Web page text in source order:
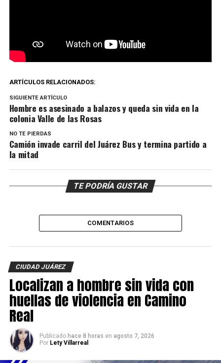
ARTÍCULOS RELACIONADOS:
SIGUIENTE ARTÍCULO
Hombre es asesinado a balazos y queda sin vida en la
colonia Valle de las Rosas
NO TE PIERDAS
Camión invade carril del Juárez Bus y termina partido a
la mitad
TE PODRÍA GUSTAR
COMENTARIOS
CIUDAD JUÁREZ
Localizan a hombre sin vida con
huellas de violencia en Camino
Real
Publicado hace 8 horas en agosto 7, 2026
Por Lety Villarreal